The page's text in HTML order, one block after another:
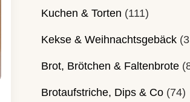
Kuchen & Torten (111)
Kekse & Weihnachtsgebäck
Brot, Brötchen & Faltenbrote
Brotaufstriche, Dips & Co(74)